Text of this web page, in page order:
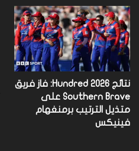
نتائج Hundred 2026: فاز فريق
Southern Brave على
متذيل الترتيب برمنغهام
فينيكس